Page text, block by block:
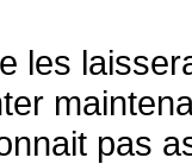
les
pas